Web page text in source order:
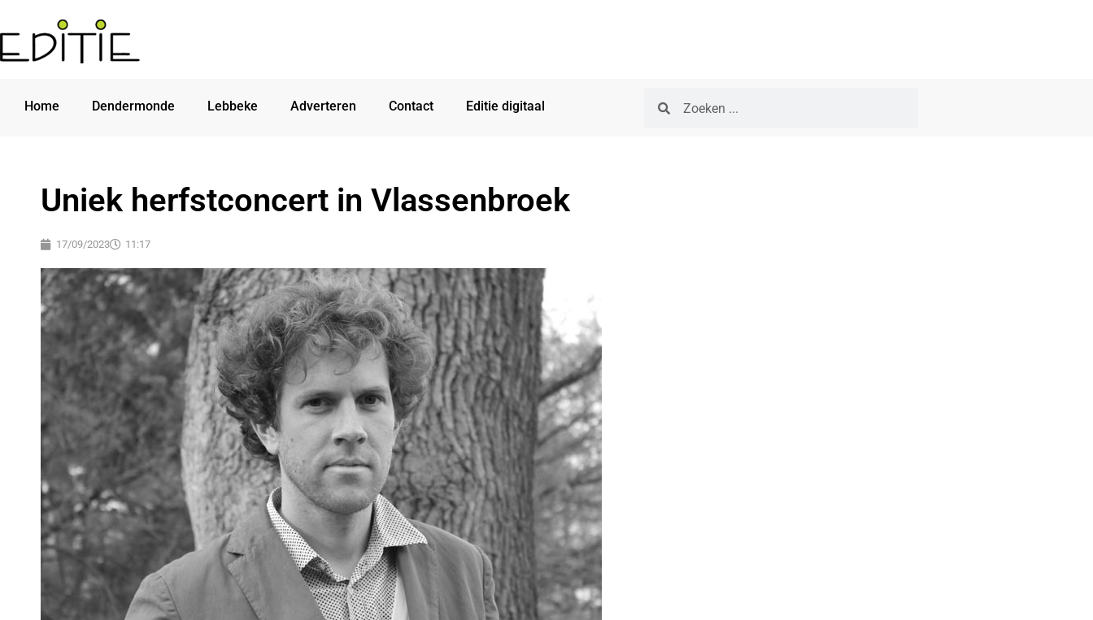
Home Dendermonde Lebbeke Adverteren Contact Editie digitaal
Uniek herfstconcert in Vlassenbroek
17/09/2023 11:17